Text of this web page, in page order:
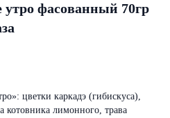
фасованный 70гр
цветки каркадэ (гибискуса),
котовника лимонного, трава